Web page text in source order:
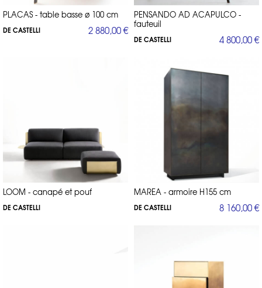
PLACAS - table basse ø 100 cm
DE CASTELLI 2 880,00 €
PENSANDO AD ACAPULCO -
fauteuil
DE CASTELLI 4 800,00 €
LOOM - canapé et pouf
DE CASTELLI
MAREA - armoire H155 cm
DE CASTELLI 8 160,00 €